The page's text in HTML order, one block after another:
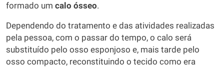
formado um calo ósseo.
Dependendo do tratamento e das atividades realizadas
pela pessoa, com o passar do tempo, o calo será
substituído pelo osso esponjoso e, mais tarde pelo
osso compacto, reconstituindo o tecido como era